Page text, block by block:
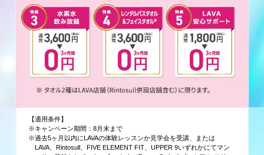
【適用条件】
※キャンペーン期間：8月末まで
※過去5ヶ月以内にLAVAの体験レッスンか見学会を受講、または
LAVA、Rintosull、FIVE ELEMENT FIT、UPPER 9いずれかにてマン